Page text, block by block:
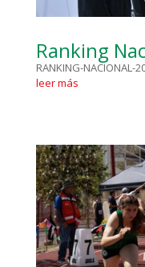
Ranking
RANKING-NACIONAL-
leer más